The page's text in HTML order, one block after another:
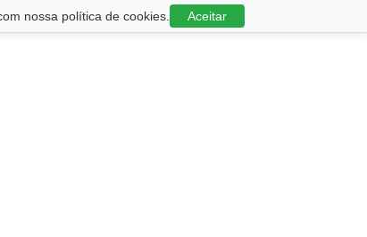
nossa política de cookies. Aceitar